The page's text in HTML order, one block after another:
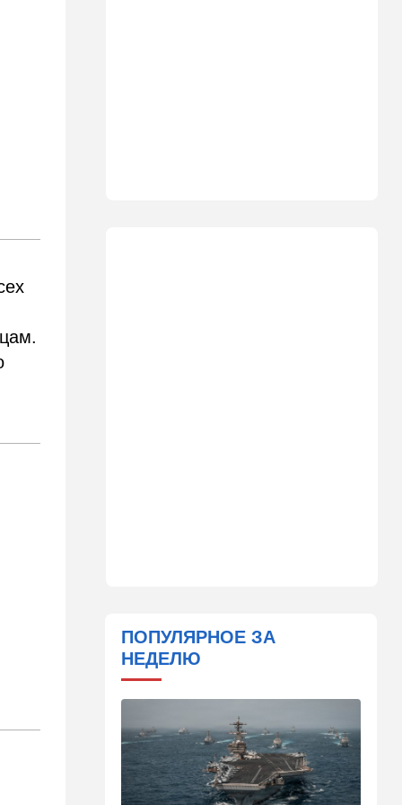
05:00 Транспорт
01:32 Израиль
Погода в Израиле на
пятницу, 7 августа
ПОПУЛЯРНОЕ ЗА
НЕДЕЛЮ